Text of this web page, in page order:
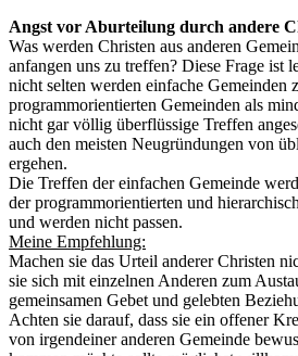
Angst vor Aburteilung durch andere
Was werden Christen aus anderen
anfangen uns zu treffen? Diese Frage ist
nicht selten werden einfache Gemeinden
programmorientierten Gemeinden als
nicht gar völlig überflüssige Treffen
auch den meisten Neugründungen von
ergehen.
Die Treffen der einfachen Gemeinde
der programmorientierten und
und werden nicht passen.
Meine Empfehlung:
Machen sie das Urteil anderer Christen
sie sich mit einzelnen Anderen zum
gemeinsamen Gebet und gelebten
Achten sie darauf, dass sie ein offener
von irgendeiner anderen Gemeinde